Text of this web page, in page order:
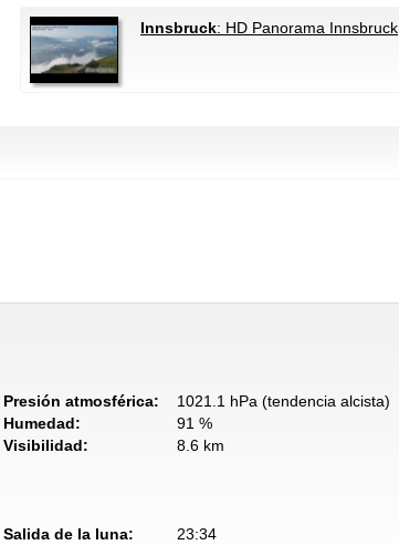
Innsbruck: HD Panorama Innsbruck
Presión atmosférica:
1021.1 hPa (tendencia alcista)
Humedad:
91 %
Visibilidad:
8.6 km
Salida de la luna:
23:34